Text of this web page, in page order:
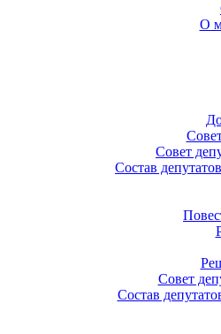
О
Совет
Состав
Совет
Состав